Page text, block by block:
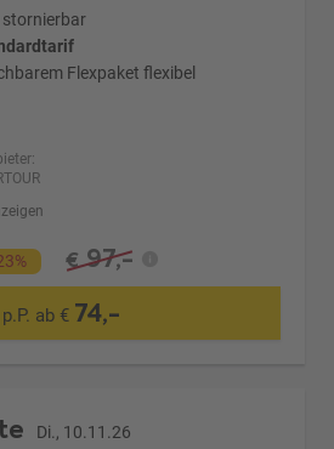
stornierbar
Flexpaket flexibel
€ 97,-
p.P. ab € 74,-
Di., 10.11.26